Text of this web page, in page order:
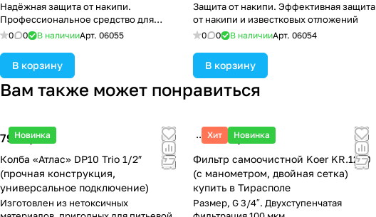
Надёжная защита от накипи.
Профессиональное средство для
водоподготовки, гарантия качества.
0 0 В наличииАрт. 06055
В корзину
Защита от накипи. Эффективная защита
от накипи и известковых отложений
0 0 В наличииАрт.06054
В корзину
Вам также может понравиться
Новинка
799 ₽/шт
Колба «Атлас» DP10 Trio 1/2″
(прочная конструкция,
универсальное подключение)
Изготовлен из нетоксичных
Хит Новинка
880 ₽/шт
Фильтр самоочистной Koer KR.1250
(с манометром, двойная сетка)
купить в Тирасполе
Размер, G 3/4″. Двухступенчатая